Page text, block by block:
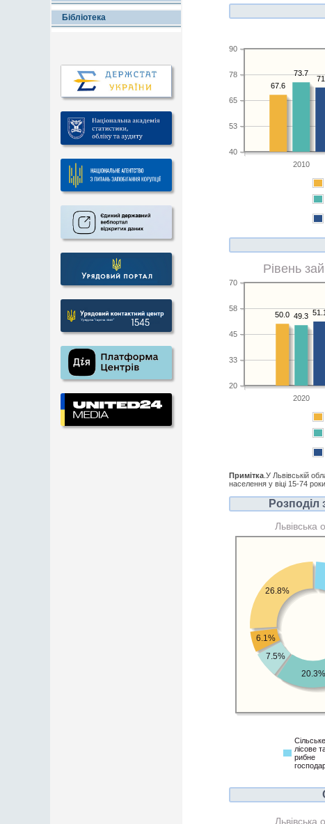
Бібліотека
2010
40
53
65
78
90
67.6
73.7
Рівень
2020
20
33
45
58
70
50.0 49.3 51.1
Примітка .У Львівській
населення у віці 15-74
Розподіл
Львівська
20.3%
7.5%
6.1%
26.8%
Cільське,
лісове
рибне
Львівська